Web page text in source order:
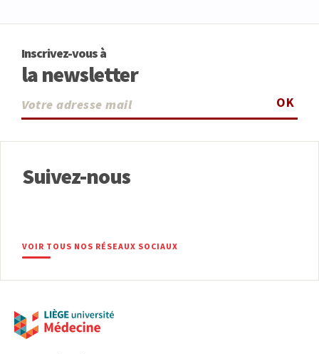
Inscrivez-vous à
la newsletter
OK
Suivez-nous
VOIR TOUS NOS RÉSEAUX SOCIAUX